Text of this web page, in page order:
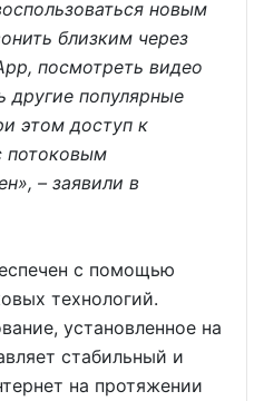
новым
близким через
посмотреть видео
другие популярные
этом доступ к
потоковым
– заявили в
с помощью
технологий.
установленное на
стабильный и
на протяжении